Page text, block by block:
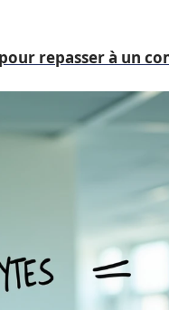
repasser à un